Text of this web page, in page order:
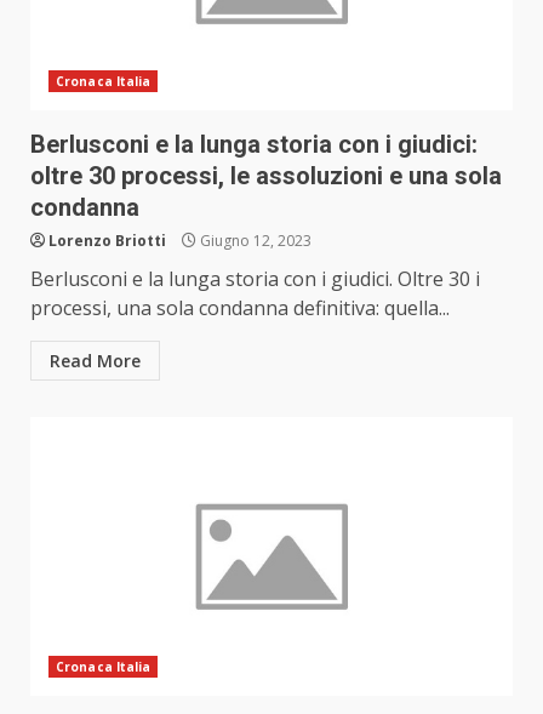
Cronaca Italia
Berlusconi e la lunga storia con i giudici:
oltre 30 processi, le assoluzioni e una sola
condanna
Lorenzo Briotti Giugno 12, 2023
Berlusconi e la lunga storia con i giudici. Oltre 30 i
processi, una sola condanna definitiva: quella...
Read More
Cronaca Italia